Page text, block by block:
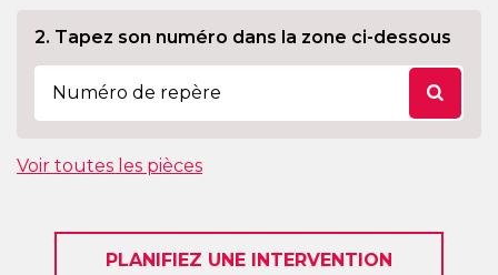
2. Tapez son numéro dans la zone ci-dessous
Voir toutes les pièces
PLANIFIEZ UNE INTERVENTION